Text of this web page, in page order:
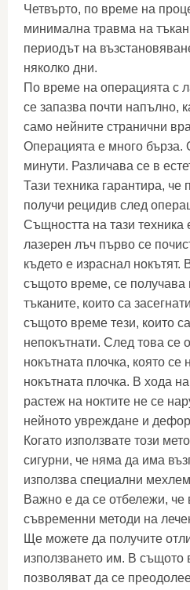
Четвърто, по време на
минимална травма на
периодът на
няколко дни.
По време на операцията с
се запазва почти напълно,
само нейните странични
Операцията е много бърза.
минути. Различава се в
Тази техника гарантира, че
получи рецидив след
Същността на тази техника
лазерен лъч първо се
където е израснал нокътят.
същото време, се получава
тъканите, които са
същото време тези, които
непокътнати. След това се
нокътната плочка, която се
нокътната плочка. В хода
растеж на ноктите не се
нейното увреждане и
Когато използвате този
сигурни, че няма да има
използва специални
Важно е да се отбележи, че
съвременни методи на
Ще можете да получите
използването им. В същото
позволяват да се